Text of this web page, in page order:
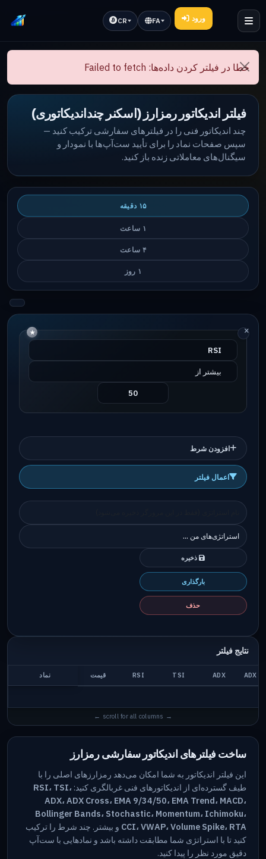
CR FA ورود
خطا در فیلتر کردن داده‌ها: Failed to fetch
فیلتر اندیکاتور رمزارز (اسکنر چنداندیکاتوری)
چند اندیکاتور فنی را در فیلترهای سفارشی ترکیب کنید —
سپس صفحات نماد را برای تأیید ست‌آپ‌ها با نمودار و
سیگنال‌های معاملاتی زنده باز کنید.
۱۵ دقیقه
۱ ساعت
۴ ساعت
۱ روز
افزودن شرط
اعمال فیلتر
ذخیره
بارگذاری
حذف
نتایج فیلتر
نماد قیمت RSI TSI ADX ADX
ساخت فیلترهای اندیکاتور سفارشی رمزارز
این فیلتر اندیکاتور به شما امکان می‌دهد رمزارزهای اصلی را با
طیف گسترده‌ای از اندیکاتورهای فنی غربالگری کنید: RSI، TSI،
ADX، ADX Cross، EMA 9/34/50، EMA Trend، MACD،
Bollinger Bands، Stochastic، Momentum، Ichimoku،
CCI، VWAP، Volume Spike، RTA و بیشتر. چند شرط را ترکیب
کنید تا با استراتژی شما مطابقت داشته باشد و نمادهایی با ست‌آپ
دقیق مورد نظر را پیدا کنید.